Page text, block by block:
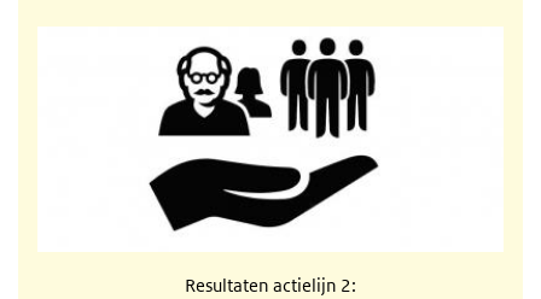
Resultaten actielijn 2: